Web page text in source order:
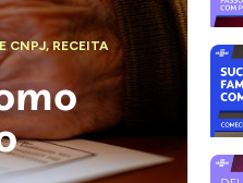
CNPJ,RECEITA